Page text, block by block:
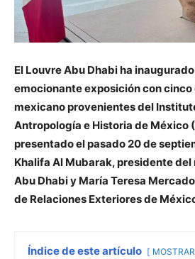
El Louvre Abu Dhabi ha
emocionante exposición con
mexicano provenientes del
Antropología e Historia de México
presentado el pasado 20 de
Khalifa Al Mubarak, presidente del
Abu Dhabi y María Teresa
de Relaciones Exteriores de
Índice de este artículo MOSTRAR